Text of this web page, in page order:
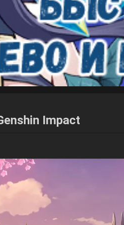
Impact